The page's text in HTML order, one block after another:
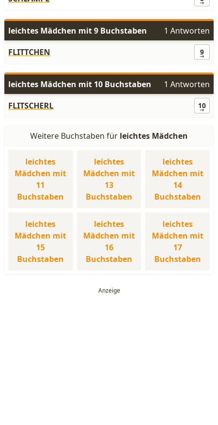
leichtes Mädchen mit 9 Buchstaben
1 Antworten
FLITTCHEN
9
leichtes Mädchen mit 10 Buchstaben
1 Antworten
FLITSCHERL
10
Weitere Buchstaben für leichtes Mädchen
leichtes
Mädchen mit
11
Buchstaben
leichtes
Mädchen mit
13
Buchstaben
leichtes
Mädchen mit
14
Buchstaben
leichtes
Mädchen mit
15
Buchstaben
leichtes
Mädchen mit
16
Buchstaben
leichtes
Mädchen mit
17
Buchstaben